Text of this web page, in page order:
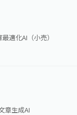
適化AI（小売）
章生成AI